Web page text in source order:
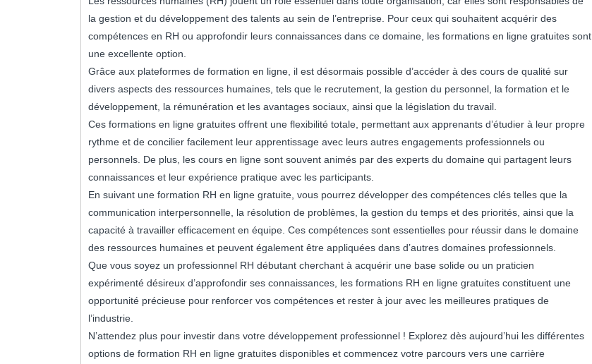
la gestion et du développement des talents au sein de l’entreprise. Pour ceux qui souhaitent acquérir des
compétences en RH ou approfondir leurs connaissances dans ce domaine, les formations en ligne gratuites sont
une excellente option.
Grâce aux plateformes de formation en ligne, il est désormais possible d’accéder à des cours de qualité sur
divers aspects des ressources humaines, tels que le recrutement, la gestion du personnel, la formation et le
développement, la rémunération et les avantages sociaux, ainsi que la législation du travail.
Ces formations en ligne gratuites offrent une flexibilité totale, permettant aux apprenants d’étudier à leur propre
rythme et de concilier facilement leur apprentissage avec leurs autres engagements professionnels ou
personnels. De plus, les cours en ligne sont souvent animés par des experts du domaine qui partagent leurs
connaissances et leur expérience pratique avec les participants.
En suivant une formation RH en ligne gratuite, vous pourrez développer des compétences clés telles que la
communication interpersonnelle, la résolution de problèmes, la gestion du temps et des priorités, ainsi que la
capacité à travailler efficacement en équipe. Ces compétences sont essentielles pour réussir dans le domaine
des ressources humaines et peuvent également être appliquées dans d’autres domaines professionnels.
Que vous soyez un professionnel RH débutant cherchant à acquérir une base solide ou un praticien
expérimenté désireux d’approfondir ses connaissances, les formations RH en ligne gratuites constituent une
opportunité précieuse pour renforcer vos compétences et rester à jour avec les meilleures pratiques de
l’industrie.
N’attendez plus pour investir dans votre développement professionnel ! Explorez dès aujourd’hui les différentes
options de formation RH en ligne gratuites disponibles et commencez votre parcours vers une carrière